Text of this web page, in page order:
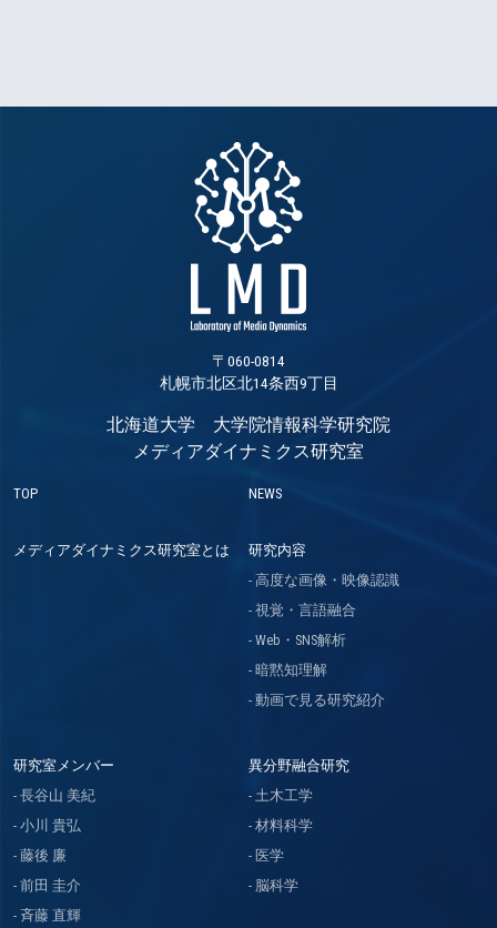
〒060-0814
札幌市北区北14条西9丁目
北海道大学 大学院情報科学研究院
メディアダイナミクス研究室
TOP NEWS
メディアダイナミクス研究室とは
研究内容
高度な画像・映像認識
視覚・言語融合
Web・SNS解析
暗黙知理解
動画で見る研究紹介
研究室メンバー
長谷山 美紀
小川 貴弘
藤後 廉
前田 圭介
斉藤 直輝
異分野融合研究
土木工学
材料科学
医学
脳科学